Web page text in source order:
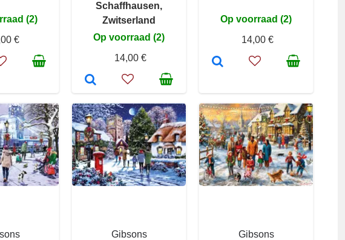
(2)
€
Schaffhausen,
Zwitserland
Op voorraad (2)
14,00 €
Op voorraad (2)
14,00 €
Gibsons
Gibsons